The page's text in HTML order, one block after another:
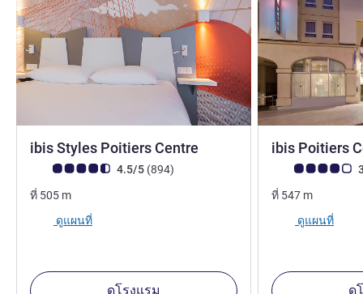
ibis Styles Poitiers Centre
คะแนนความคิดเห็นจากแขก (เรทติ้งบน ALL)
4.5/5 (894รีวิว รายการ
)
ที่ 505 m
ดูแผนที่
ดูโรงแรม
ibis Poitiers
คะแนนความคิดเ
ที่ 547 m
ดูแผนที่
ดู